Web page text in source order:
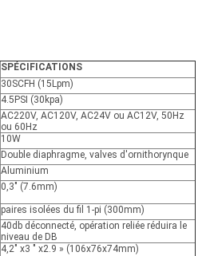
SPÉCIFICATIONS
30SCFH (15Lpm)
4.5PSI (30kpa)
AC220V, AC120V, AC24V ou AC12V, 50Hz
ou 60Hz
10W
Double diaphragme, valves d'ornithorynque
Aluminium
0,3" (7.6mm)
paires isolées du fil 1-pi (300mm)
40db déconnecté, opération reliée réduira le
niveau de DB
4,2" x3 " x2.9 » (106x76x74mm)